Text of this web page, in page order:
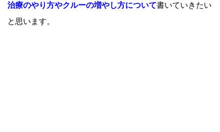
治療のやり方やクルーの増やし方について書いていきたい
と思います。